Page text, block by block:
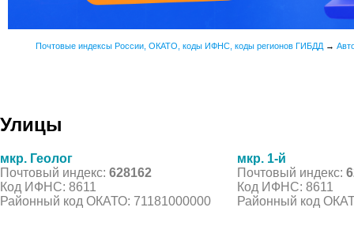
Почтовые индексы России, ОКАТО, коды ИФНС, коды регионов ГИБДД →
Улицы
мкр. Геолог
Почтовый индекс: 628162
Код ИФНС: 8611
Районный код ОКАТО: 71181000000
мкр. 1-й
Почтовый индекс:
Код ИФНС: 8611
Районный код